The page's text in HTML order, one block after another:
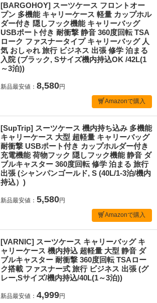
[BARGOHOY] スーツケース フロントオー
プン 多機能 キャリーケース 軽量 カップホル
ダー付き 隠しフック機能 キャリーバッグ
USBポート付き 耐衝撃 静音 360度回転 TSA
ローク ファスナータイプ キャリーバッグ 人
気 おしゃれ 旅行 ビジネス 出張 修学 泊まる
入院 (ブラック, Sサイズ機内持込OK /42L(1
～3泊))
新品最安値： 8,580円
Amazonで購入
[SupTrip] スーツケース 機内持ち込み 多機能
キャリーケース 大型 超軽量 キャリーバッグ
耐衝撃 USBポート付き カップホルダー付き
充電機能 荷物フック 隠しフック機能 静音 ダ
ブルキャスター 360度回転 修学 泊まる 旅行
出張 (シャンパンゴールド, S (40L/1-3泊/機内
持込）)
新品最安値： 5,580円
Amazonで購入
[VARNIC] スーツケース キャリーバッグ キ
ャリーケース 機内持込 超軽量 大型 静音 ダ
ブルキャスター 耐衝撃 360度回転 TSAロー
ク搭載 ファスナー式 旅行 ビジネス 出張 (グ
レー,Sサイズ/機内持込/40L(1～3泊))
新品最安値： 4,999円